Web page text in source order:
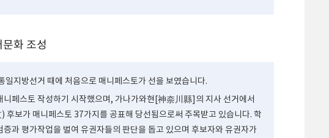
화 조성
일지방선거 때에 처음으로 매니페스토가 선을 보였습니다.
페스토 작성하기 시작했으며, 가나가와현[神奈川縣]의 지사 선거에서
후보가 매니페스토 37가지를 공표해 당선됨으로써 주목받고 있습니다. 학
과 평가작업을 벌여 유권자들의 판단을 돕고 있으며 후보자와 유권자가